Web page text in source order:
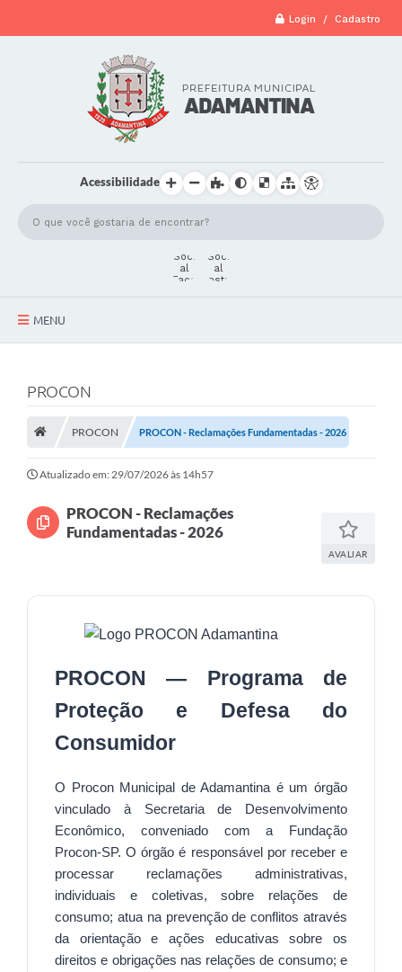
Login / Cadastro
Acessibilidade
MENU
Secretarias
Legislação
Atos Municipais
Transparência
CIPA 2026-2027
Arquivos para Download
Carta de Serviços
PROCON
Sugestões
SOLICITAÇÕES PRESENCIAIS (SIC-FÍSICO)
Expediente
PROCON
PROCON PROCON - Reclamações Fundamentadas - 2026
Atualizado em: 29/07/2026 às 14h57
PROCON - Reclamações
Fundamentadas - 2026
AVALIAR
PROCON — Programa de
Proteção e Defesa do
Consumidor
O Procon Municipal de Adamantina é um órgão
vinculado à Secretaria de Desenvolvimento
Econômico, conveniado com a Fundação
Procon-SP. O órgão é responsável por receber e
processar reclamações administrativas,
individuais e coletivas, sobre relações de
consumo; atua na prevenção de conflitos através
da orientação e ações educativas sobre os
direitos e obrigações nas relações de consumo; e